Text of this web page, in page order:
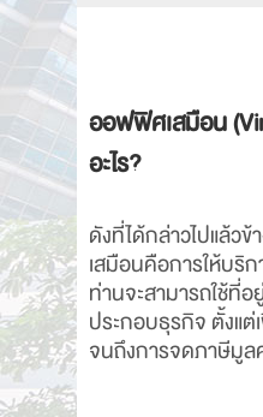
ออฟฟิศเสมือน
อะไร?
ดังที่ได้กล่าวไปแล้ว
เสมือนคือการให้บริ
ท่านจะสามารถใช้ที่
ประกอบธุรกิจ ตั้งแ
จนถึงการจดภาษีมูล